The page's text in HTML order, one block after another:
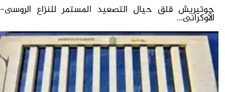
جوتيريش قلق حيال التصعيد المستمر للنزاع الروسى-
الأوكرانى...